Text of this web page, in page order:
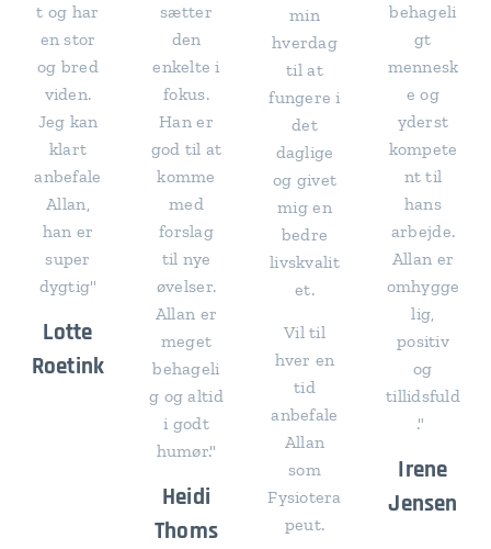
t og har
en stor
og bred
viden.
Jeg kan
klart
anbefale
Allan,
han er
super
dygtig"
Lotte
Roetink
sætter
den
enkelte i
fokus.
Han er
god til at
komme
med
forslag
til nye
øvelser.
Allan er
meget
behageli
g og altid
i godt
humør."
Heidi
Thoms
min
hverdag
til at
fungere i
det
daglige
og givet
mig en
bedre
livskvalit
et.
Vil til
hver en
tid
anbefale
Allan
som
Fysiotera
peut.
behageli
gt
mennesk
e og
yderst
kompete
nt til
hans
arbejde.
Allan er
omhygge
lig,
positiv
og
tillidsfuld
."
Irene
Jensen